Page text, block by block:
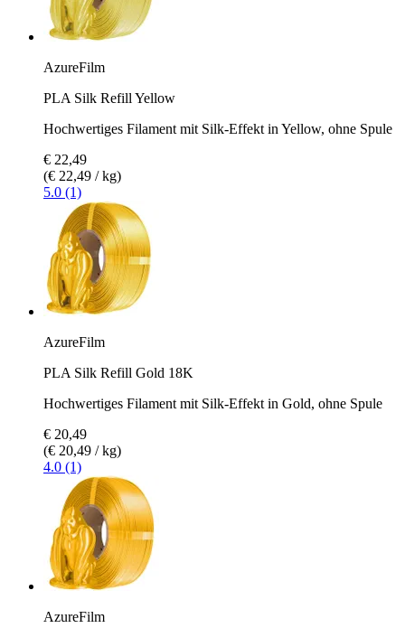
AzureFilm
PLA Silk Refill Yellow
Hochwertiges Filament mit Silk-Effekt in Yellow, ohne Spule
€ 22,49
(€ 22,49 / kg)
5.0 (1)
AzureFilm
PLA Silk Refill Gold 18K
Hochwertiges Filament mit Silk-Effekt in Gold, ohne Spule
€ 20,49
(€ 20,49 / kg)
4.0 (1)
AzureFilm